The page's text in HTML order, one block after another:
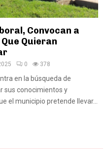
Convocan a
Quieran
0 378
en la búsqueda de
sus conocimientos y
el municipio pretende llevar...